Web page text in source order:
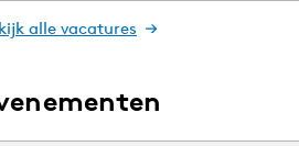
alle vacatures